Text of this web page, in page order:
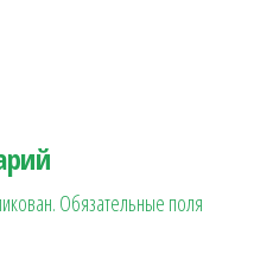
Обязательные поля